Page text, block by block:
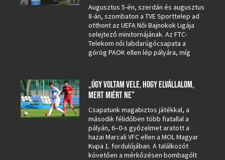
Augusztus 5-én, szerdán és augusztus
8-án, szombaton a TVE Sporttelep ad
otthont az UEFA Női Bajnokok Ligája
selejtező minitornájának. Az FTC-
Telekom női labdarúgócsapata a
görög PAOK ellen lép pályára, míg
„ÚGY VOLTAM VELE, HOGY ELVÁLLALOM,
MERT MIÉRT NE”
Csapatunk magabiztos játékkal, a
második félidőben több fiatallal a
pályán, 6–0-s győzelmet aratott a
hazai Marcali VFC ellen a MOL Magyar
Kupa 1. fordulójában. A találkozót
követően a mérkőzésen bombagólt